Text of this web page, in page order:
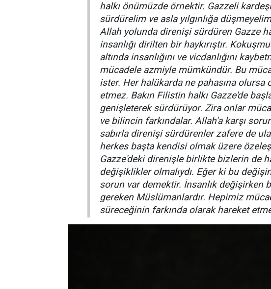
halkı önümüzde örnektir. Gazzeli
sürdürelim ve asla yılgınlığa
Allah yolunda direnişi sürdüren Gazze
insanlığı dirilten bir haykırıştır.
altında insanlığını ve vicdanlığını
mücadele azmiyle mümkündür. Bu
ister. Her halükarda ne pahasına olursa
etmez. Bakın Filistin halkı Gazze'de
genişleterek sürdürüyor. Zira onlar
ve bilincin farkındalar. Allah'a karşı
sabırla direnişi sürdürenler zafere de
herkes başta kendisi olmak üzere
Gazze'deki direnişle birlikte bizlerin de
değişiklikler olmalıydı. Eğer ki bu
sorun var demektir. İnsanlık değişirken
gereken Müslümanlardır. Hepimiz
süreceğinin farkında olarak hareket